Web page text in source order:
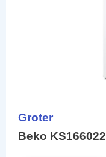
Groter
Beko KS166022